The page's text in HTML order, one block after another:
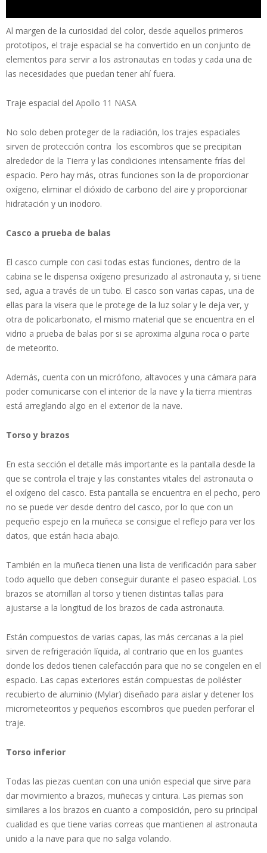
Al margen de la curiosidad del color, desde aquellos primeros
prototipos, el traje espacial se ha convertido en un conjunto de
elementos para servir a los astronautas en todas y cada una de
las necesidades que puedan tener ahí fuera.
Traje espacial del Apollo 11 NASA
No solo deben proteger de la radiación, los trajes espaciales
sirven de protección contra los escombros que se precipitan
alrededor de la Tierra y las condiciones intensamente frías del
espacio. Pero hay más, otras funciones son la de proporcionar
oxígeno, eliminar el dióxido de carbono del aire y proporcionar
hidratación y un inodoro.
Casco a prueba de balas
El casco cumple con casi todas estas funciones, dentro de la
cabina se le dispensa oxígeno presurizado al astronauta y, si tiene
sed, agua a través de un tubo. El casco son varias capas, una de
ellas para la visera que le protege de la luz solar y le deja ver, y
otra de policarbonato, el mismo material que se encuentra en el
vidrio a prueba de balas por si se aproxima alguna roca o parte
de meteorito.
Además, cuenta con un micrófono, altavoces y una cámara para
poder comunicarse con el interior de la nave y la tierra mientras
está arreglando algo en el exterior de la nave.
Torso y brazos
En esta sección el detalle más importante es la pantalla desde la
que se controla el traje y las constantes vitales del astronauta o
el oxígeno del casco. Esta pantalla se encuentra en el pecho, pero
no se puede ver desde dentro del casco, por lo que con un
pequeño espejo en la muñeca se consigue el reflejo para ver los
datos, que están hacia abajo.
También en la muñeca tienen una lista de verificación para saber
todo aquello que deben conseguir durante el paseo espacial. Los
brazos se atornillan al torso y tienen distintas tallas para
ajustarse a la longitud de los brazos de cada astronauta.
Están compuestos de varias capas, las más cercanas a la piel
sirven de refrigeración líquida, al contrario que en los guantes
donde los dedos tienen calefacción para que no se congelen en el
espacio. Las capas exteriores están compuestas de poliéster
recubierto de aluminio (Mylar) diseñado para aislar y detener los
micrometeoritos y pequeños escombros que pueden perforar el
traje.
Torso inferior
Todas las piezas cuentan con una unión especial que sirve para
dar movimiento a brazos, muñecas y cintura. Las piernas son
similares a los brazos en cuanto a composición, pero su principal
cualidad es que tiene varias correas que mantienen al astronauta
unido a la nave para que no salga volando.